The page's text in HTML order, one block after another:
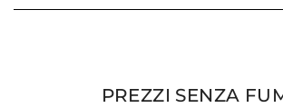
PREZZI SENZA